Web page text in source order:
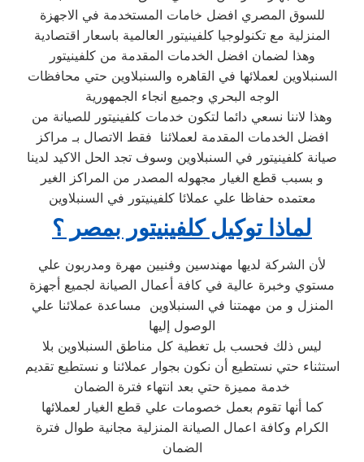
للسوق المصري افضل خامات المستخدمة في الاجهزة
المنزلية مع تكنولوجيا كلفينيتور العالمية باسعار اقتصادية
وهذا لضمان افضل الخدمات المقدمة من كلفينيتور
السنبلاوين لعملائها في القاهره والسنبلاوين حتي محافظات
الوجه البحري وجميع انجاء الجمهورية
وهذا لاننا نسعي دائما لتكون خدمات كلفينيتور للصيانة من
افضل الخدمات المقدمة لعملائنا فقط الاتصال بـ مراكز
صيانة كلفينيتور في السنبلاوين وسوف تجد الحل الاكيد لدينا
و بسبب قطع الغيار مجهوله المصدر من المراكز الغير
معتمده حفاظا علي عملائا كلفينيتور في السنبلاوين
لماذا توكيل كلفينيتور بمصر ؟
لأن الشركة لديها مهندسين وفنيين مهرة ومدربون علي
مستوي وخبرة عالية في كافة أعمال الصيانة لجميع أجهزة
المنزل و من مهمتنا في السنبلاوين مساعدة عملائنا علي
الوصول إليها
ليس ذلك فحسب بل تغطية كل مناطق السنبلاوين بلا
استثناء حتي نستطيع أن نكون بجوار عملائنا و نستطيع تقديم
خدمة مميزة حتي بعد انتهاء فترة الضمان
كما أنها تقوم بعمل خصومات علي قطع الغيار لعملائها
الكرام وكافة اعمال الصيانة المنزلية مجانية طوال فترة
الضمان